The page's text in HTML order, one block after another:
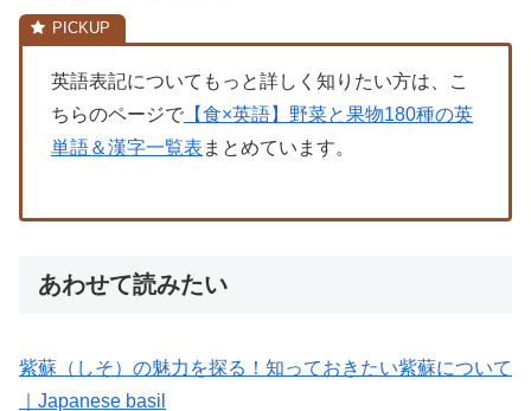
英語表記についてもっと詳しく知りたい方は、こ
ちらのページで 【食×英語】野菜と果物180種の英
単語＆漢字一覧表 まとめています。
あわせて読みたい
紫蘇（しそ）の魅力を探る！知っておきたい紫蘇について
｜Japanese basil